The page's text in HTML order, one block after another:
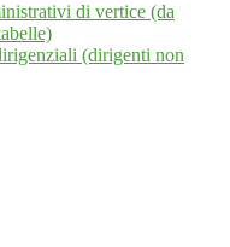
di vertice (da
(dirigenti non